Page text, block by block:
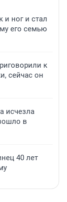
и ног и стал
его семью
к
сейчас он
исчезла
в
40 лет